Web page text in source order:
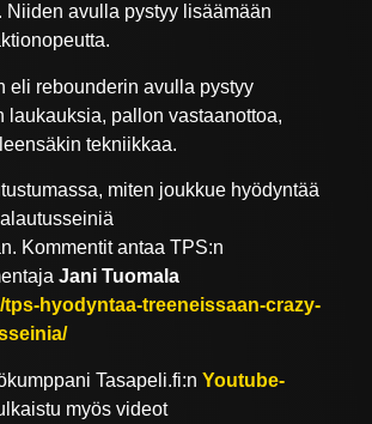
Niiden avulla pystyy lisäämään
eli rebounderin avulla pystyy
laukauksia, pallon vastaanottoa,
tekniikkaa.
miten joukkue hyödyntää
Kommentit antaa TPS:n
Jani Tuomala
tps-hyodyntaa-treeneissaan-crazy-
Tasapeli.fi:nYoutube-
myös videot